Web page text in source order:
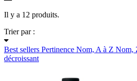
Il y a 12 produits.
Trier par :
Best sellers Pertinence Nom, A à Z Nom,
décroissant